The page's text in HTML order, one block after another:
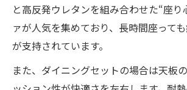
と高反発ウレタンを組み合わせた“座り
ァが人気を集めており、長時間座って
が支持されています。
また、ダイニングセットの場合は天板